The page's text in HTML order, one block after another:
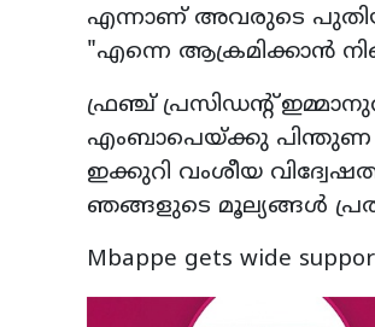
എന്നാണ് അവരുടെ
"എന്നെ ആക്രമിക്കാൻ
ഫ്രഞ്ച് പ്രസിഡന്റ്
എംബാപെയ്ക്കു പിന്തുണ
ഇക്കുറി വംശീയ
ഞങ്ങളുടെ മൂല്യങ്ങൾ
Mbappe gets wide